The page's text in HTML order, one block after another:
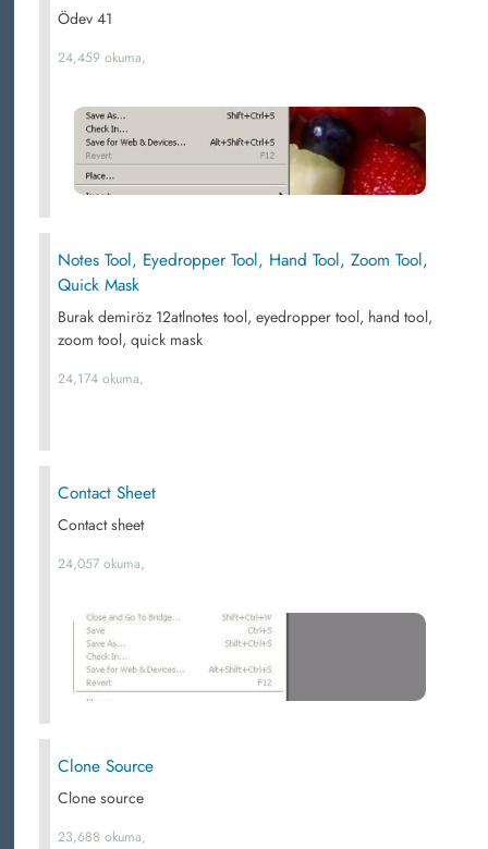
Ödev 41
24,459 okuma,
Notes Tool, Eyedropper Tool, Hand Tool, Zoom Tool,
Quick Mask
Burak demiröz 12atlnotes tool, eyedropper tool, hand tool,
zoom tool, quick mask
24,174 okuma,
Contact Sheet
Contact sheet
24,057 okuma,
Clone Source
Clone source
23,688 okuma,